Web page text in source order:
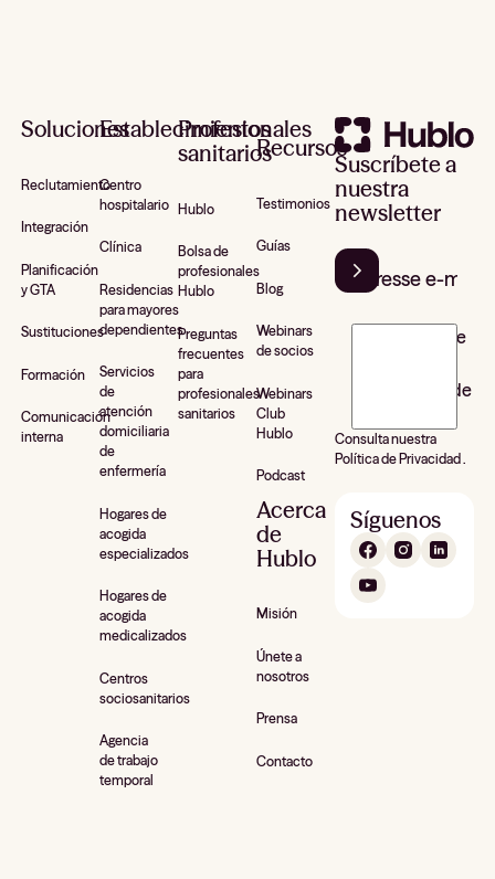
somos nosotros!
Soluciones
Reclutamiento
Integración
Planificación
y GTA
Sustituciones
Formación
Comunicación
interna
Establecimientos
Centro
hospitalario
Clínica
Residencias
para mayores
dependientes
Servicios
de
atención
domiciliaria
de
enfermería
Hogares de
acogida
especializados
Hogares de
acogida
medicalizados
Centros
sociosanitarios
Agencia
de trabajo
temporal
Profesionales
sanitarios
Hublo
Bolsa de
profesionales
Hublo
Preguntas
frecuentes
para
profesionales
sanitarios
Recursos
Testimonios
Guías
Blog
Webinars
de socios
Webinars
Club
Hublo
Podcast
Acerca
de
Hublo
Misión
Únete a
nosotros
Prensa
Contacto
Suscríbete a
nuestra
newsletter
J’accepte de
newsletter de
Consulta nuestra
Política de Privacidad .
Síguenos